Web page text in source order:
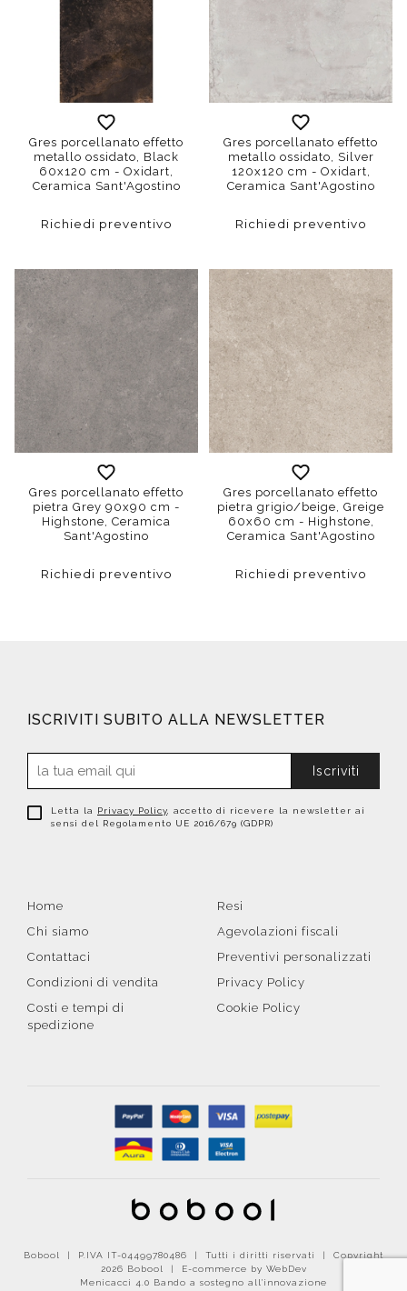
Gres porcellanato effetto
metallo ossidato, Black
60x120 cm - Oxidart,
Ceramica Sant'Agostino
Richiedi preventivo
Gres porcellanato effetto
metallo ossidato, Silver
120x120 cm - Oxidart,
Ceramica Sant'Agostino
Richiedi preventivo
Gres porcellanato effetto
pietra Grey 90x90 cm -
Highstone, Ceramica
Sant'Agostino
Richiedi preventivo
Gres porcellanato effetto
pietra grigio/beige, Greige
60x60 cm - Highstone,
Ceramica Sant'Agostino
Richiedi preventivo
ISCRIVITI SUBITO ALLA NEWSLETTER
Iscriviti
Letta la Privacy Policy, accetto di ricevere la newsletter ai
sensi del Regolamento UE 2016/679 (GDPR)
Home
Chi siamo
Contattaci
Condizioni di vendita
Costi e tempi di
spedizione
Resi
Agevolazioni fiscali
Preventivi personalizzati
Privacy Policy
Cookie Policy
Bobool | P.IVA IT-04499780486 | Tutti i diritti riservati | Copyright
2026 Bobool |
E-commerce by WebDev
Menicacci 4.0 Bando a sostegno all'innovazione